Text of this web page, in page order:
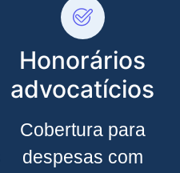
Honorários
advocatícios
Cobertura para
despesas com